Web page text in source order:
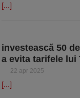
[...]
investească 50
a evita tarifele lui
22 apr 2025
[...]